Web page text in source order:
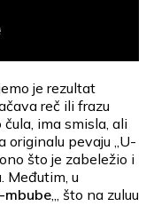
je rezultat
reč ili frazu
ima smisla, ali
originalu pevaju „U-
što je zabeležio i
Međutim, u
mbube „, što na zuluu